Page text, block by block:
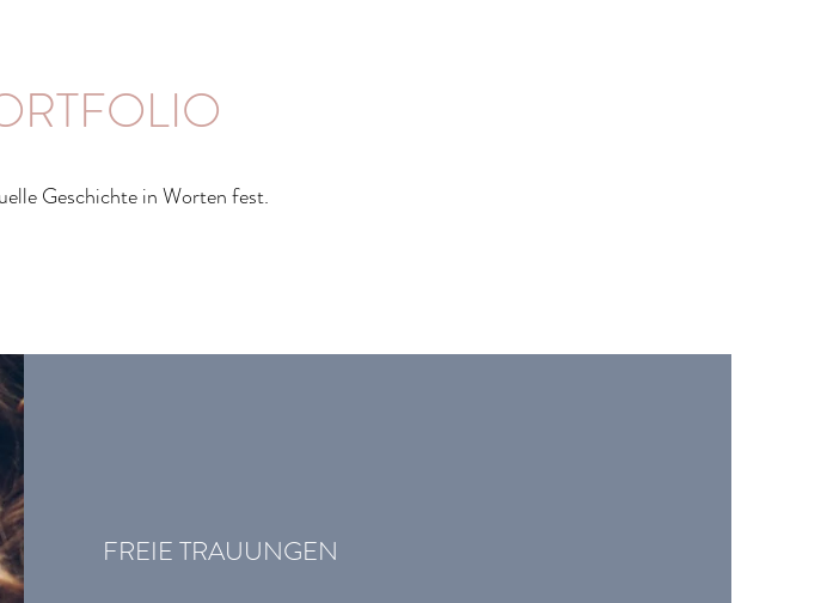
Geschichte in Worten fest.
FREIE TRAUUNGEN